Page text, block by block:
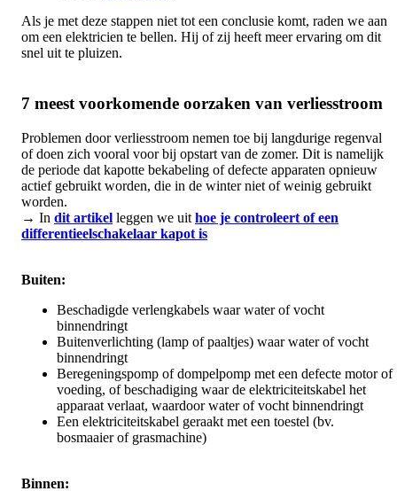
Als je met deze stappen niet tot een conclusie komt, raden we aan
om een elektricien te bellen. Hij of zij heeft meer ervaring om dit
snel uit te pluizen.
7 meest voorkomende oorzaken van verliesstroom
Problemen door verliesstroom nemen toe bij langdurige regenval
of doen zich vooral voor bij opstart van de zomer. Dit is namelijk
de periode dat kapotte bekabeling of defecte apparaten opnieuw
actief gebruikt worden, die in de winter niet of weinig gebruikt
worden.
→ In dit artikel leggen we uit hoe je controleert of een
differentieelschakelaar kapot is
Buiten:
Beschadigde verlengkabels waar water of vocht
binnendringt
Buitenverlichting (lamp of paaltjes) waar water of vocht
binnendringt
Beregeningspomp of dompelpomp met een defecte motor of
voeding, of beschadiging waar de elektriciteitskabel het
apparaat verlaat, waardoor water of vocht binnendringt
Een elektriciteitskabel geraakt met een toestel (bv.
bosmaaier of grasmachine)
Binnen: